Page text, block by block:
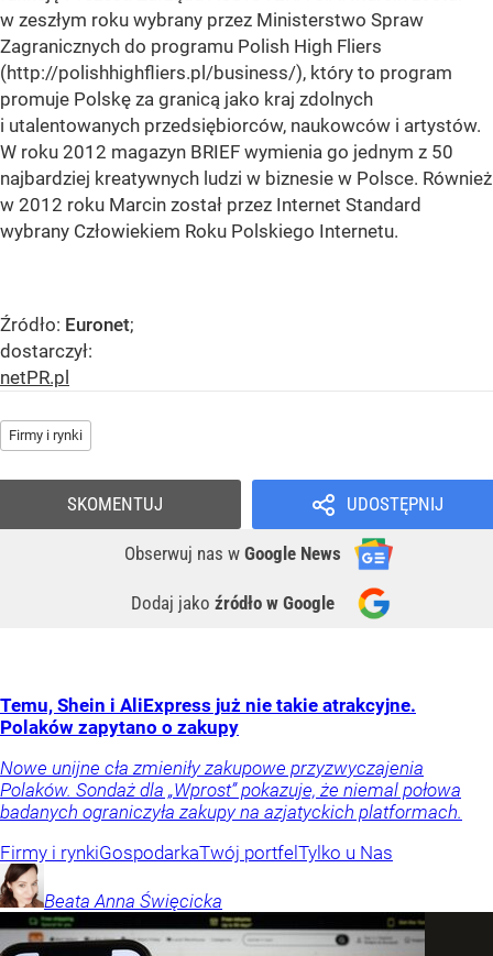
w zeszłym roku wybrany przez Ministerstwo Spraw
Zagranicznych do programu Polish High Fliers
(http://polishhighfliers.pl/business/), który to program
promuje Polskę za granicą jako kraj zdolnych
i utalentowanych przedsiębiorców, naukowców i artystów.
W roku 2012 magazyn BRIEF wymienia go jednym z 50
najbardziej kreatywnych ludzi w biznesie w Polsce. Również
w 2012 roku Marcin został przez Internet Standard
wybrany Człowiekiem Roku Polskiego Internetu.
Źródło: Euronet;
dostarczył:
netPR.pl
Firmy i rynki
UDOSTĘPNIJ
Obserwuj nas w Google News
Dodaj jako źródło w Google
SKOMENTUJ
Temu, Shein i AliExpress już nie takie atrakcyjne.
Polaków zapytano o zakupy
Nowe unijne cła zmieniły zakupowe przyzwyczajenia
Polaków. Sondaż dla „Wprost” pokazuje, że niemal połowa
badanych ograniczyła zakupy na azjatyckich platformach.
Firmy i rynkiGospodarkaTwój portfel Tylko u Nas
Beata Anna Święcicka